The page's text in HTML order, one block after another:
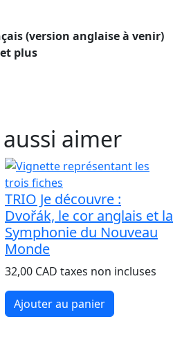
(version anglaise à venir)
plus
aimer
TRIO Je découvre :
Dvořák, le cor anglais et la
Symphonie du Nouveau
Monde
32,00 CAD taxes non incluses
Ajouter au panier